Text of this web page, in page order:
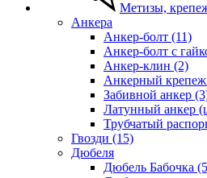
Метизы,
Анкера
Анкер-болт (11)
Анкер-болт с
Анкер-клин (2)
Анкерный крепеж
Забивной анкер
Латунный анкер
Трубчатый
Гвозди (15)
Дюбеля
Дюбель Бабочка